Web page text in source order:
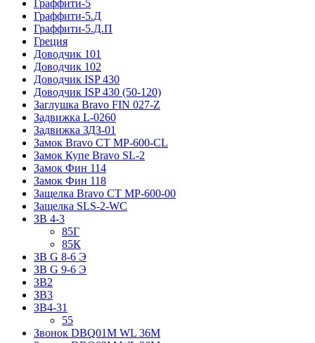
Граффити-5
Граффити-5.Д
Граффити-5.Д.П
Греция
Доводчик 101
Доводчик 102
Доводчик ISP 430
Доводчик ISP 430 (50-120)
Заглушка Bravo FIN 027-Z
Задвижка L-0260
Задвижка ЗДЗ-01
Замок Bravo СТ MP-600-CL
Замок Купе Bravo SL-2
Замок Фин 114
Замок Фин 118
Защелка Bravo СТ MP-600-00
Защелка SLS-2-WC
ЗВ 4-3
85Г
85К
ЗВ G 8-6 Э
ЗВ G 9-6 Э
ЗВ2
ЗВ3
ЗВ4-31
55
Звонок DBQ01M WL 36M